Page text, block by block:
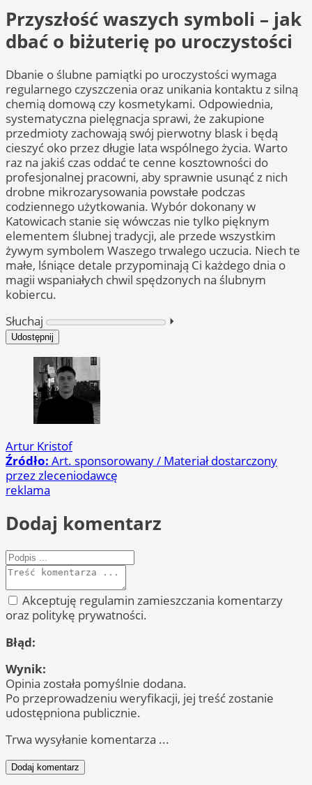
Przyszłość waszych symboli – jak
dbać o biżuterię po uroczystości
Dbanie o ślubne pamiątki po uroczystości wymaga
regularnego czyszczenia oraz unikania kontaktu z silną
chemią domową czy kosmetykami. Odpowiednia,
systematyczna pielęgnacja sprawi, że zakupione
przedmioty zachowają swój pierwotny blask i będą
cieszyć oko przez długie lata wspólnego życia. Warto
raz na jakiś czas oddać te cenne kosztowności do
profesjonalnej pracowni, aby sprawnie usunąć z nich
drobne mikrozarysowania powstałe podczas
codziennego użytkowania. Wybór dokonany w
Katowicach stanie się wówczas nie tylko pięknym
elementem ślubnej tradycji, ale przede wszystkim
żywym symbolem Waszego trwalego uczucia. Niech te
małe, lśniące detale przypominają Ci każdego dnia o
magii wspaniałych chwil spędzonych na ślubnym
kobiercu.
Słuchaj
⏵︎
Udostępnij
Artur Kristof
Źródło: Art. sponsorowany / Materiał dostarczony
przez zleceniodawcę
reklama
Dodaj komentarz
Akceptuję regulamin zamieszczania komentarzy
oraz politykę prywatności.
Błąd:
Wynik:
Opinia została pomyślnie dodana.
Po przeprowadzeniu weryfikacji, jej treść zostanie
udostępniona publicznie.
Trwa wysyłanie komentarza ...
Dodaj komentarz